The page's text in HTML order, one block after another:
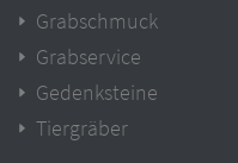
Grabschmuck
Grabservice
Gedenksteine
Tiergräber